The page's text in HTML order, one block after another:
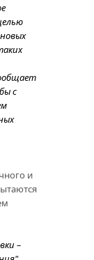
с
и
–